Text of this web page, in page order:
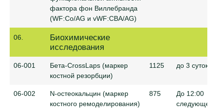
фактора фон Виллебранда
(WF:Co/AG и vWF:CBA/AG)
06.
Биохимические
исследования
06-001
Бета-CrossLaps (маркер
костной резорбции)
1125 до 3 суток
06-002
N-остеокальцин (маркер
костного ремоделирования)
875
До 12:00
следующего